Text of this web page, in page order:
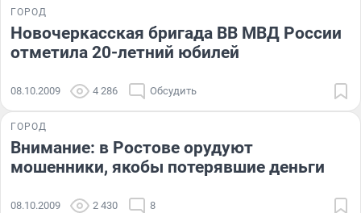
ГОРОД
Новочеркасская бригада ВВ МВД России
отметила 20-летний юбилей
08.10.2009 4 286 Обсудить
ГОРОД
Внимание: в Ростове орудуют
мошенники, якобы потерявшие деньги
08.10.2009 2 430 8